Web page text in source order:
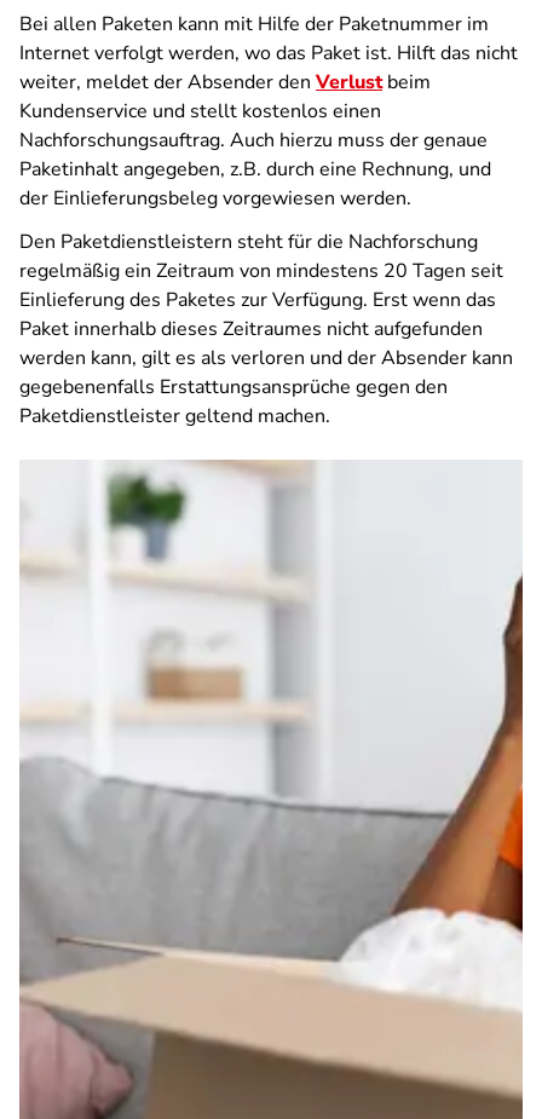
Bei allen Paketen kann mit Hilfe der Paketnummer im
Internet verfolgt werden, wo das Paket ist. Hilft das nicht
weiter, meldet der Absender den Verlustbeim
Kundenservice und stellt kostenlos einen
Nachforschungsauftrag. Auch hierzu muss der genaue
Paketinhalt angegeben, z.B. durch eine Rechnung, und
der Einlieferungsbeleg vorgewiesen werden.
Den Paketdienstleistern steht für die Nachforschung
regelmäßig ein Zeitraum von mindestens 20 Tagen seit
Einlieferung des Paketes zur Verfügung. Erst wenn das
Paket innerhalb dieses Zeitraumes nicht aufgefunden
werden kann, gilt es als verloren und der Absender kann
gegebenenfalls Erstattungsansprüche gegen den
Paketdienstleister geltend machen.